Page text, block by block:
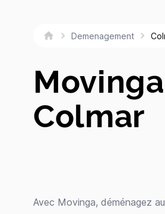
Demenagement
Colmar
Avec Movinga, déménagez